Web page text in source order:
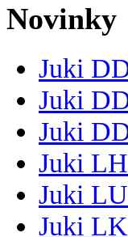
Novinky
Juki
Juki
Juki
Juki
Juki
Juki